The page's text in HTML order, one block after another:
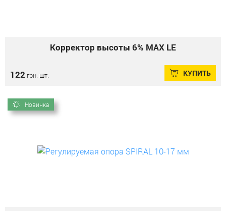
Корректор высоты 6% MAX LE
122 грн. шт. КУПИТЬ
Новинка